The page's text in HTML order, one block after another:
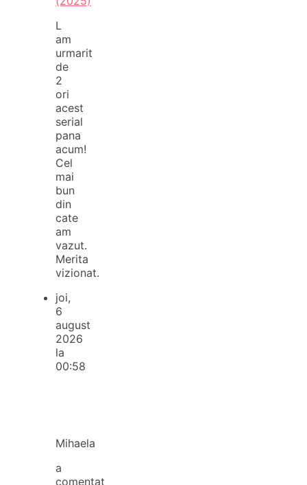
L
am
urmarit
de
2
ori
acest
serial
pana
acum!
Cel
mai
bun
din
cate
am
vazut.
Merita
vizionat.
joi,
6
august
2026
la
00:58
Mihaela
a
comentat